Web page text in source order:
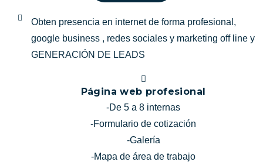
Obten presencia en internet de forma profesional,
google business , redes sociales y marketing off line y
GENERACIÓN DE LEADS
Página web profesional
-De 5 a 8 internas
-Formulario de cotización
-Galería
-Mapa de área de trabajo